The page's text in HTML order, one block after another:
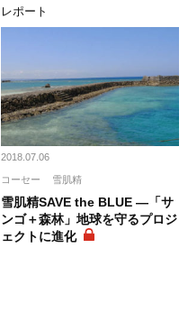
レポート
2018.07.06
コーセー 雪肌精
雪肌精SAVE the BLUE ―「サ
ンゴ＋森林」地球を守るプロジ
ェクトに進化